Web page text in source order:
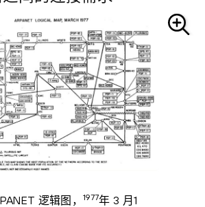
逻辑图， 1977年 3 月1